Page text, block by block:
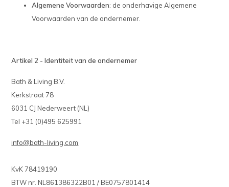
Algemene Voorwaarden: de onderhavige Algemene
Voorwaarden van de ondernemer.
Artikel 2 - Identiteit van de ondernemer
Bath & Living B.V.
Kerkstraat 78
6031 CJ Nederweert (NL)
Tel +31 (0)495 625991
info@bath-living.com
KvK 78419190
BTW nr. NL861386322B01 / BE0757801414